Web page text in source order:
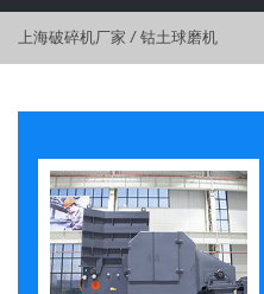
上海破碎机厂家 / 钴土球磨机